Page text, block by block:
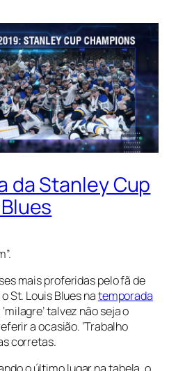
da Stanley Cup
mais proferidas pelo fã de
St. Louis Blues natemporada
talvez não seja o
a ocasião. ‘Trabalho
corretas.